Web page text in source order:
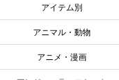
アイテム別
アニマル・動物
アニメ・漫画
company info contact us